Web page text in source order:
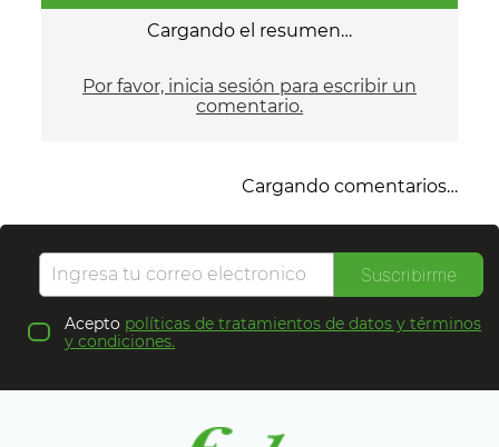
Cargando el resumen…
Por favor, inicia sesión para escribir un
comentario.
Cargando comentarios…
Suscribirme
Acepto políticas de tratamientos de datos y términos
y condiciones.